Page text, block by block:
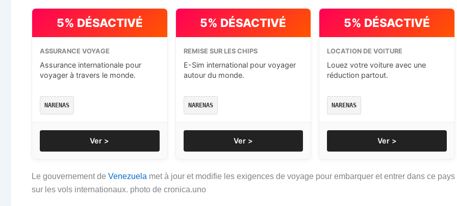
5% DÉSACTIVÉ
ASSURANCE VOYAGE
Assurance internationale pour
voyager à travers le monde.
NARENAS
Ver >
5% DÉSACTIVÉ
REMISE SUR LES CHIPS
E-Sim international pour voyager
autour du monde.
NARENAS
Ver >
5% DÉSACTIVÉ
LOCATION DE VOITURE
Louez votre voiture avec une
réduction partout.
NARENAS
Ver >
Le gouvernement de Venezuela met à jour et modifie les exigences de voyage pour embarquer et entrer dans ce pays
sur les vols internationaux. photo de cronica.uno